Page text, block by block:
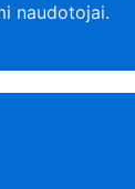
naudotojai.